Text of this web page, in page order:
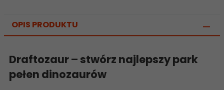
OPIS PRODUKTU
Draftozaur – stwórz najlepszy park
pełen dinozaurów